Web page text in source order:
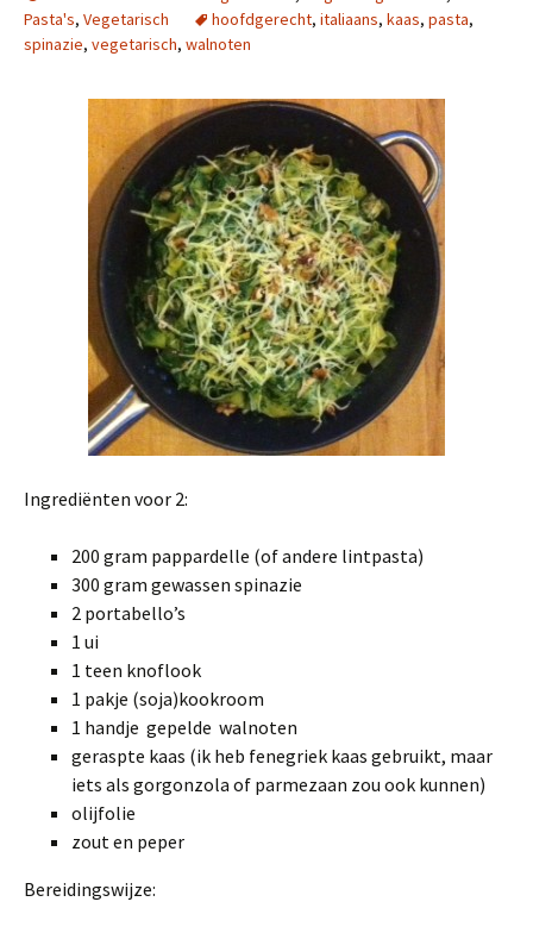
Pasta's, Vegetarisch hoofdgerecht, italiaans, kaas, pasta,
spinazie, vegetarisch, walnoten
Ingrediënten voor 2:
200 gram pappardelle (of andere lintpasta)
300 gram gewassen spinazie
2 portabello’s
1 ui
1 teen knoflook
1 pakje (soja)kookroom
1 handje gepelde walnoten
geraspte kaas (ik heb fenegriek kaas gebruikt, maar
iets als gorgonzola of parmezaan zou ook kunnen)
olijfolie
zout en peper
Bereidingswijze: